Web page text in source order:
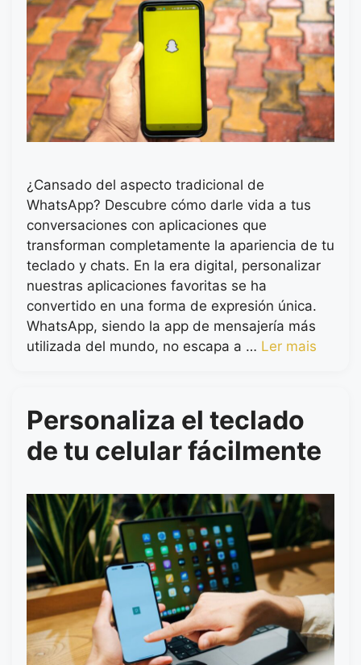
¿Cansado del aspecto tradicional de
WhatsApp? Descubre cómo darle vida a tus
conversaciones con aplicaciones que
transforman completamente la apariencia de tu
teclado y chats. En la era digital, personalizar
nuestras aplicaciones favoritas se ha
convertido en una forma de expresión única.
WhatsApp, siendo la app de mensajería más
utilizada del mundo, no escapa a … Ler mais
Personaliza el teclado
de tu celular fácilmente